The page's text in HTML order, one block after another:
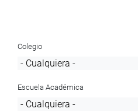
Colegio
Escuela Académica